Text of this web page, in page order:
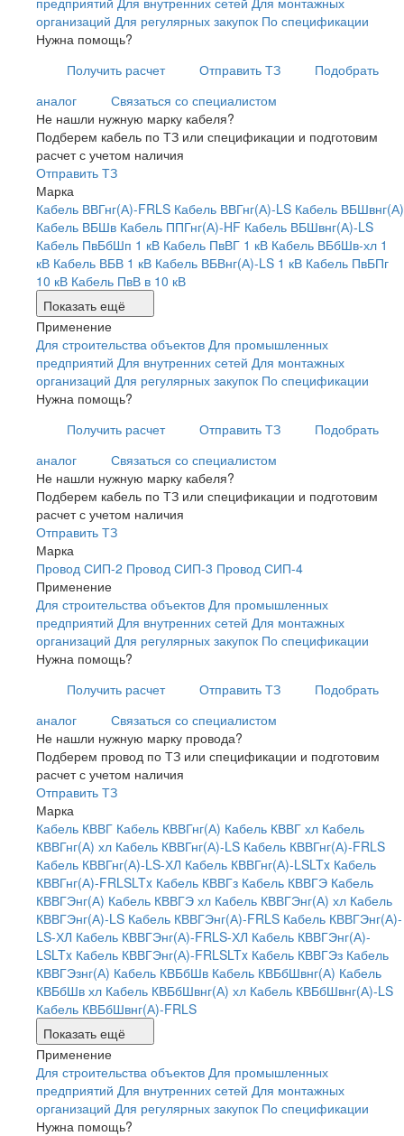
организаций Для регулярных закупок По спецификации
Нужна помощь?
Получить расчет
Отправить ТЗ
Подобрать
аналог
Связаться со специалистом
Не нашли нужную марку кабеля?
Подберем кабель по ТЗ или спецификации и подготовим
расчет с учетом наличия
Отправить ТЗ
Марка
Кабель ВВГнг(А)-FRLS Кабель ВВГнг(А)-LS Кабель ВБШвнг(А)
Кабель ВБШв Кабель ППГнг(А)-HF Кабель ВБШвнг(А)-LS
Кабель ПвБбШп 1 кВ Кабель ПвВГ 1 кВ Кабель ВБбШв-хл 1
кВ Кабель ВБВ 1 кВ Кабель ВБВнг(А)-LS 1 кВ Кабель ПвБПг
10 кВ Кабель ПвВ в 10 кВ
Показать ещё
Применение
Для строительства объектов Для промышленных
предприятий Для внутренних сетей Для монтажных
организаций Для регулярных закупок По спецификации
Нужна помощь?
Получить расчет
Отправить ТЗ
Подобрать
аналог
Связаться со специалистом
Не нашли нужную марку кабеля?
Подберем кабель по ТЗ или спецификации и подготовим
расчет с учетом наличия
Отправить ТЗ
Марка
Провод СИП-2 Провод СИП-3 Провод СИП-4
Применение
Для строительства объектов Для промышленных
предприятий Для внутренних сетей Для монтажных
организаций Для регулярных закупок По спецификации
Нужна помощь?
Получить расчет
Отправить ТЗ
Подобрать
аналог
Связаться со специалистом
Не нашли нужную марку провода?
Подберем провод по ТЗ или спецификации и подготовим
расчет с учетом наличия
Отправить ТЗ
Марка
Кабель КВВГ Кабель КВВГнг(А) Кабель КВВГ хл Кабель
КВВГнг(А) хл Кабель КВВГнг(А)-LS Кабель КВВГнг(А)-FRLS
Кабель КВВГнг(А)-LS-ХЛ Кабель КВВГнг(А)-LSLTx Кабель
КВВГнг(А)-FRLSLTx Кабель КВВГз Кабель КВВГЭ Кабель
КВВГЭнг(А) Кабель КВВГЭ хл Кабель КВВГЭнг(А) хл Кабель
КВВГЭнг(А)-LS Кабель КВВГЭнг(А)-FRLS Кабель КВВГЭнг(А)-
LS-ХЛ Кабель КВВГЭнг(А)-FRLS-ХЛ Кабель КВВГЭнг(А)-
LSLTx Кабель КВВГЭнг(А)-FRLSLTx Кабель КВВГЭз Кабель
КВВГЭзнг(А) Кабель КВБбШв Кабель КВБбШвнг(А) Кабель
КВБбШв хл Кабель КВБбШвнг(А) хл Кабель КВБбШвнг(А)-LS
Кабель КВБбШвнг(А)-FRLS
Показать ещё
Применение
Для строительства объектов Для промышленных
предприятий Для внутренних сетей Для монтажных
организаций Для регулярных закупок По спецификации
Нужна помощь?